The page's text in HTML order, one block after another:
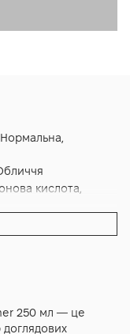
Нормальна,
кислота,
есенція для
Peptide 9 Aqua
250 мл — це